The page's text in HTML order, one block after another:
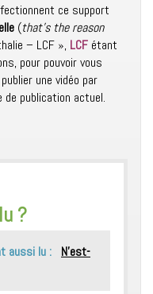
ce support
(that’s the reason
– LCF », LCF étant
pour pouvoir vous
une vidéo par
publication actuel.
?
aussi lu :
N’est-